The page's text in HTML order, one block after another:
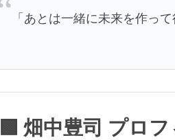
「あとは一緒に未来を作っ
🟩 畑中豊司 プロ